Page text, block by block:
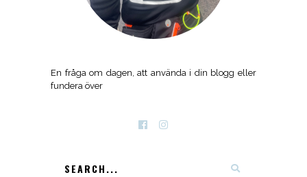
En fråga om dagen, att använda i din blogg eller
fundera över